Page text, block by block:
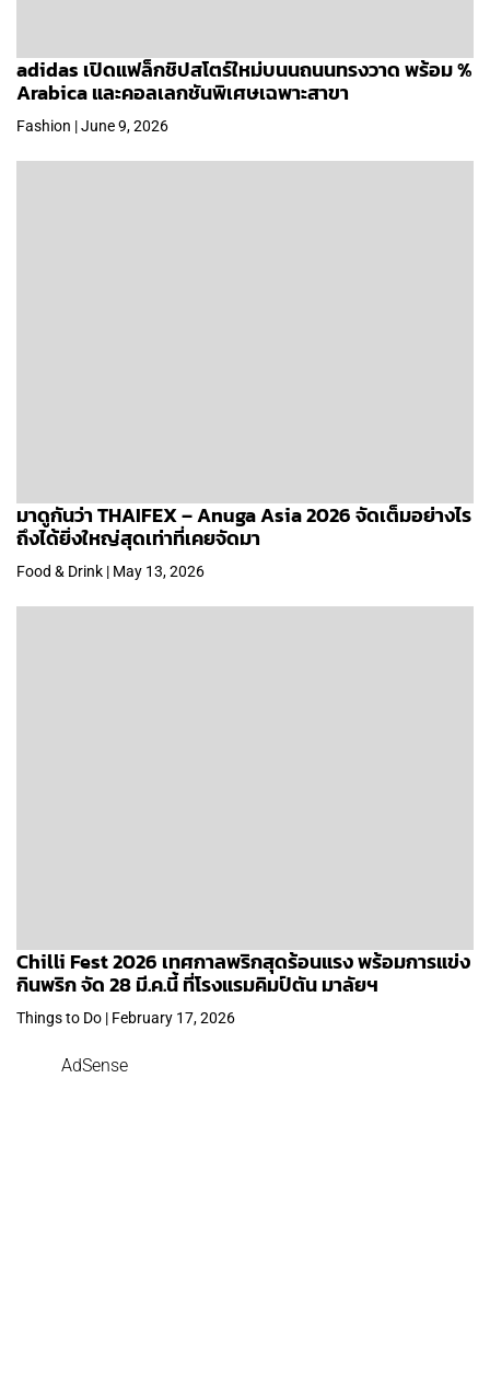
adidas เปิดแฟล็กชิปสโตร์ใหม่บนนถนนทรงวาด พร้อม %
Arabica และคอลเลกชันพิเศษเฉพาะสาขา
Fashion | June 9, 2026
มาดูกันว่า THAIFEX – Anuga Asia 2026 จัดเต็มอย่างไร
ถึงได้ยิ่งใหญ่สุดเท่าที่เคยจัดมา
Food & Drink | May 13, 2026
Chilli Fest 2026 เทศกาลพริกสุดร้อนแรง พร้อมการแข่ง
กินพริก จัด 28 มี.ค.นี้ ที่โรงแรมคิมป์ตัน มาลัยฯ
Things to Do | February 17, 2026
AdSense